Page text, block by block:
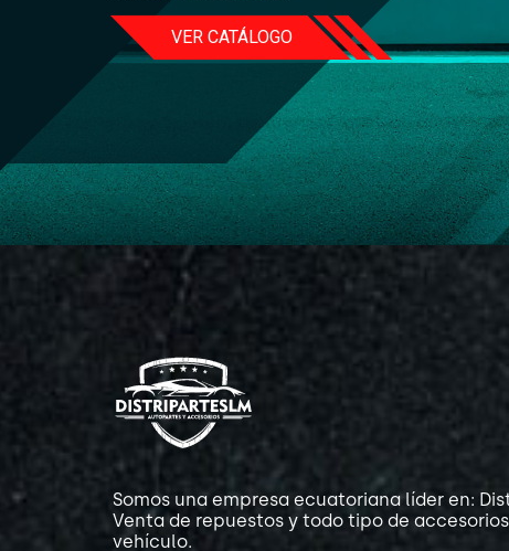
VER CATÁLOGO
Somos una empresa ecuatoriana líder en:
Venta de repuestos y todo tipo de
vehículo.